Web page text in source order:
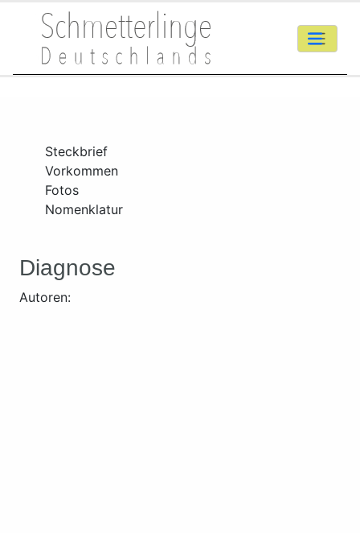
Steckbrief
Vorkommen
Fotos
Nomenklatur
Diagnose
Autoren: